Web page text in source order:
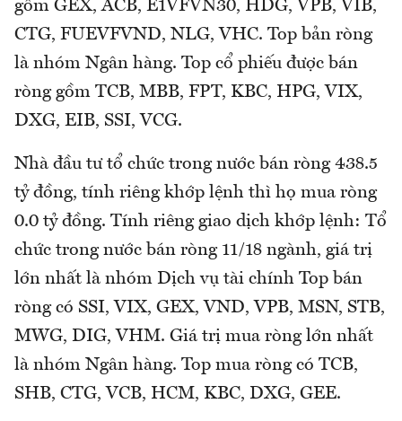
gồm GEX, ACB, E1VFVN30, HDG, VPB, VIB,
CTG, FUEVFVND, NLG, VHC. Top bản ròng
là nhóm Ngân hàng. Top cổ phiếu được bán
ròng gồm TCB, MBB, FPT, KBC, HPG, VIX,
DXG, EIB, SSI, VCG.
Nhà đầu tư tổ chức trong nước bán ròng 438.5
tỷ đồng, tính riêng khớp lệnh thì họ mua ròng
0.0 tỷ đồng. Tính riêng giao dịch khớp lệnh: Tổ
chức trong nước bán ròng 11/18 ngành, giá trị
lớn nhất là nhóm Dịch vụ tài chính Top bán
ròng có SSI, VIX, GEX, VND, VPB, MSN, STB,
MWG, DIG, VHM. Giá trị mua ròng lớn nhất
là nhóm Ngân hàng. Top mua ròng có TCB,
SHB, CTG, VCB, HCM, KBC, DXG, GEE.